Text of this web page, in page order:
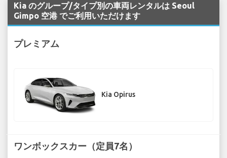
Kia のグループ/タイプ別の車両レンタルは Seoul
Gimpo 空港 でご利用いただけます
プレミアム
Kia Opirus
ワンボックスカー（定員7名）